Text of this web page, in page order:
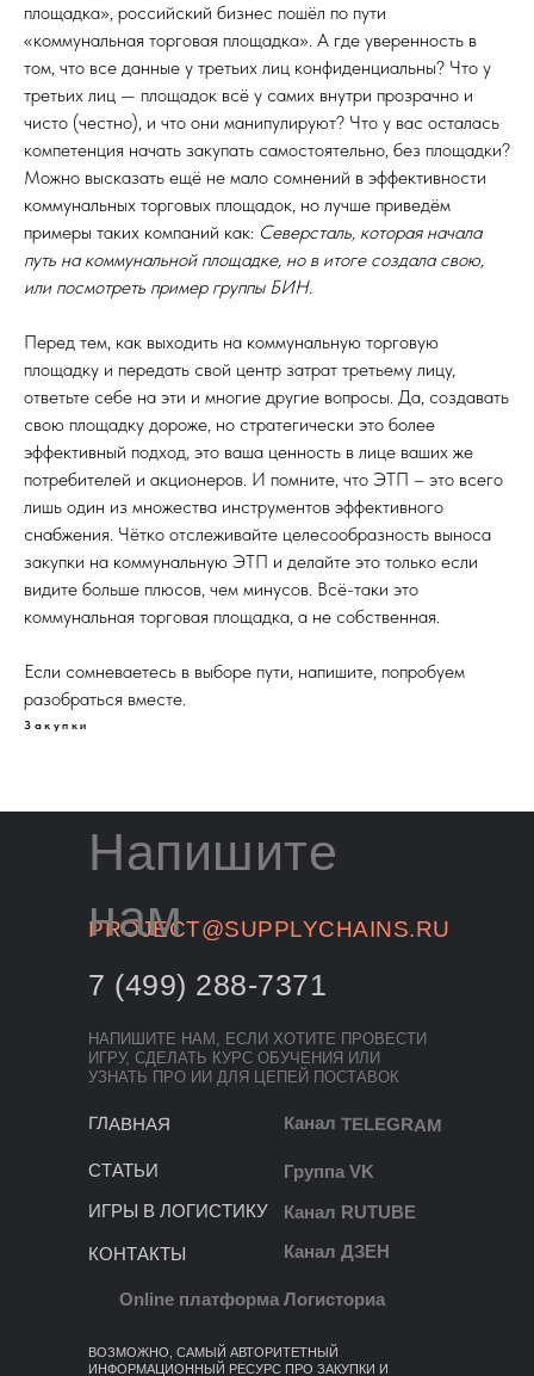
площадка», российский бизнес пошёл по пути
«коммунальная торговая площадка». А где уверенность в
том, что все данные у третьих лиц конфиденциальны? Что у
третьих лиц — площадок всё у самих внутри прозрачно и
чисто (честно), и что они манипулируют? Что у вас осталась
компетенция начать закупать самостоятельно, без площадки?
Можно высказать ещё не мало сомнений в эффективности
коммунальных торговых площадок, но лучше приведём
примеры таких компаний как: Северсталь, которая начала
путь на коммунальной площадке, но в итоге создала свою,
или посмотреть пример группы БИН.
Перед тем, как выходить на коммунальную торговую
площадку и передать свой центр затрат третьему лицу,
ответьте себе на эти и многие другие вопросы. Да, создавать
свою площадку дороже, но стратегически это более
эффективный подход, это ваша ценность в лице ваших же
потребителей и акционеров. И помните, что ЭТП – это всего
лишь один из множества инструментов эффективного
снабжения. Чётко отслеживайте целесообразность выноса
закупки на коммунальную ЭТП и делайте это только если
видите больше плюсов, чем минусов. Всё-таки это
коммунальная торговая площадка, а не собственная.
Если сомневаетесь в выборе пути, напишите, попробуем
разобраться вместе.
Закупки
ВОЗМОЖНО, САМЫЙ АВТОРИТЕТНЫЙ
ИНФОРМАЦИОННЫЙ РЕСУРС ПРО ЗАКУПКИ И
НАПИШИТЕ НАМ, ЕСЛИ ХОТИТЕ ПРОВЕСТИ
ИГРУ, СДЕЛАТЬ КУРС ОБУЧЕНИЯ ИЛИ
УЗНАТЬ ПРО ИИ ДЛЯ ЦЕПЕЙ ПОСТАВОК
7 (499) 288-7371
КОНТАКТЫ
ИГРЫ В ЛОГИСТИКУ
СТАТЬИ
ГЛАВНАЯ
Канал ДЗЕН
Канал RUTUBE
Группа VK
Канал TELEGRAM
Online платформа Логисториа
PROJECT@SUPPLYCHAINS.RU
Напишите
нам